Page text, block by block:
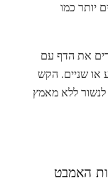
יותר כמו
את הדף עם
או שניים. הקש
לנשור ללא מאמץ
האמבט